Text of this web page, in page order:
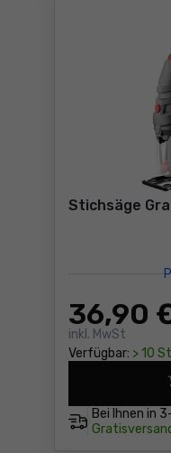
Stichsäge
36,90
inkl. MwSt
Verfügbar: > 10
Bei Ihnen in